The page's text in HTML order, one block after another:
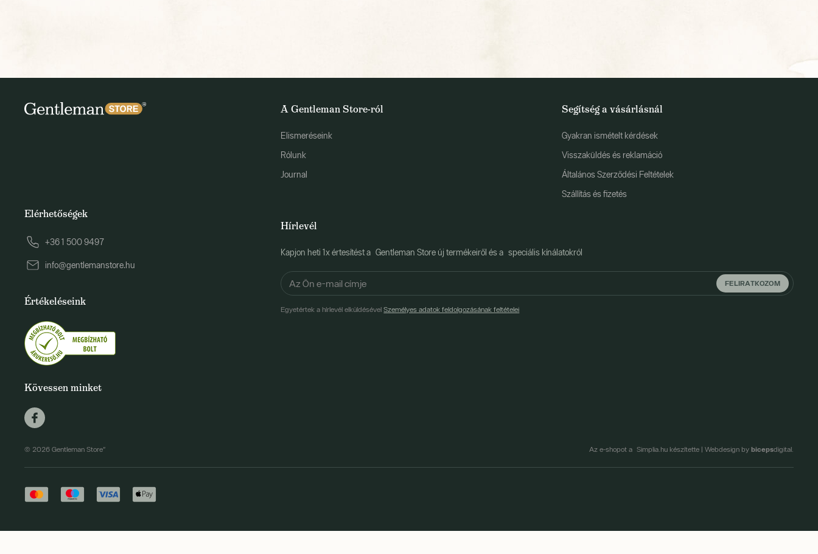
A Gentleman Store-ról
Elismeréseink
Rólunk
Journal
Segítség a vásárlásnál
Gyakran ismételt kérdések
Visszaküldés és reklamáció
Általános Szerződési Feltételek
Szállítás és fizetés
Hírlevél
Kapjon heti 1x értesítést a Gentleman Store új termékeiről és a speciális kínálatokról
FELIRATKOZOM
Egyetértek a hírlevél elküldésévelSzemélyes adatok feldolgozásának feltételei
Elérhetőségek
+36 1 500 9497
info@gentlemanstore.hu
Értékeléseink
Kövessen minket
© 2026 Gentleman Store" Az e-shopot a Simplia.hu készítette | Webdesign by bicepsdigital.